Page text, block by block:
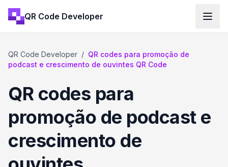
QR Code Developer
QR Code Developer / QR codes para promoção de
podcast e crescimento de ouvintes QR Code
QR codes para
promoção de podcast e
crescimento de